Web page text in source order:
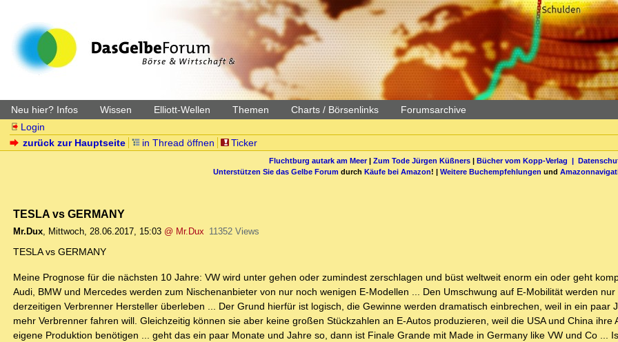
Neu hier? Infos Wissen Elliott-Wellen Themen Charts / Börsenlinks
Forumsarchive
Login
zurück zur Hauptseite
in Thread öffnen Ticker
Fluchtburg autark am Meer| Zum Tode Jürgen Küßners| Bücher vom Kopp-Verlag |
Unterstützen Sie das Gelbe Forum durch Käufe bei Amazon! | Weitere Buchempfehlungen und
TESLA vs GERMANY
Mr.Dux, Mittwoch, 28.06.2017, 15:03 @ Mr.Dux 11352 Views
TESLA vs GERMANY
Meine Prognose für die nächsten 10 Jahre: VW wird unter gehen oder zumindest zerschlagen und büst weltweit enorm ein oder geht
Audi, BMW und Mercedes werden zum Nischenanbieter von nur noch wenigen E-Modellen ... Den Umschwung auf E-Mobilität werden
derzeitigen Verbrenner Hersteller überleben ... Der Grund hierfür ist logisch, die Gewinne werden dramatisch einbrechen, weil in ein paar
mehr Verbrenner fahren will. Gleichzeitig können sie aber keine großen Stückzahlen an E-Autos produzieren, weil die USA und China ihre
eigene Produktion benötigen ... geht das ein paar Monate und Jahre so, dann ist Finale Grande mit Made in Germany like VW und Co ...